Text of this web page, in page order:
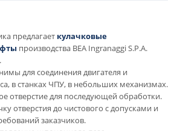
предлагает кулачковые
производства BEA Ingranaggi S.P.A.
для соединения двигателя и
в станках ЧПУ, в небольших механизмах.
отверстие для последующей обработки.
отверстия до чистового с допусками и
заказчиков.